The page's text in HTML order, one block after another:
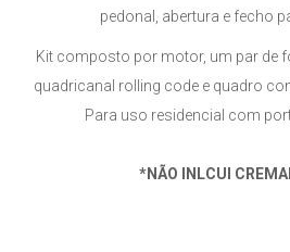
pedonal, abertura e fecho
Kit composto por motor, um par de
quadricanal rolling code e quadro
Para uso residencial com
*NÃO INLCUI